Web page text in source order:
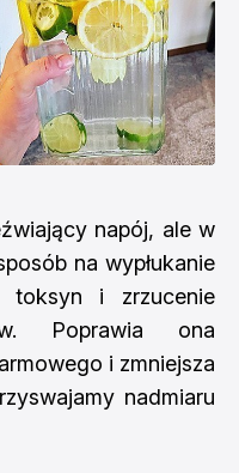
napój, ale w
na wypłukanie
toksyn i zrzucenie
Poprawia ona
i zmniejsza
nadmiaru